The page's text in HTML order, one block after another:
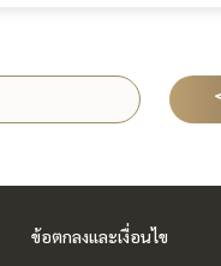
ข้อตกลงและเงื่อนไข